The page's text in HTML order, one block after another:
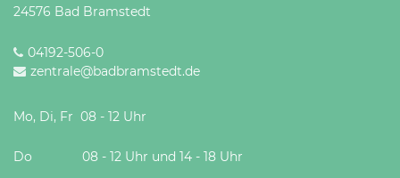
24576 Bad Bramstedt
04192-506-0
zentrale@badbramstedt.de
Mo, Di, Fr 08 - 12 Uhr
Do 08 - 12 Uhr und 14 - 18 Uhr